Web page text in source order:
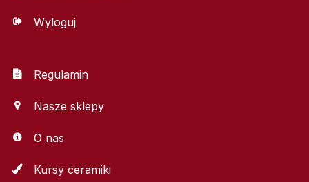
Wyloguj
Regulamin
Nasze sklepy
O nas
Kursy ceramiki